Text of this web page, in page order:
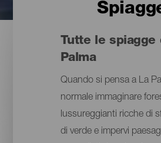
Tutte le spiagge
Palma
Quando si pensa a La
normale immaginare
lussureggianti ricche di
di verde e impervi